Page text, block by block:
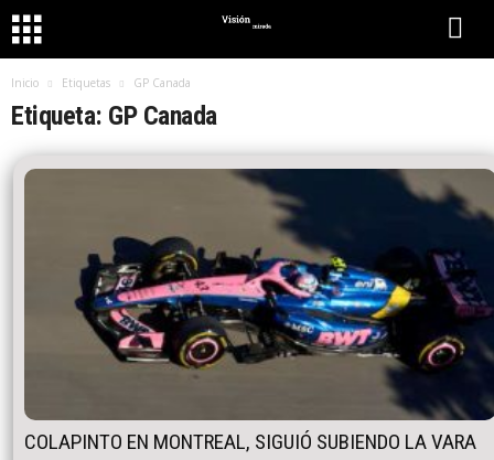
Inicio Etiquetas GP Canada
Etiqueta: GP Canada
COLAPINTO EN MONTREAL, SIGUIÓ SUBIENDO LA VARA